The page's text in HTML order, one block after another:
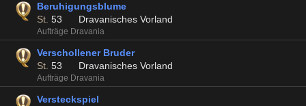
Beruhigungsblume
St. 53 Dravanisches Vorland
Aufträge Dravania
Verschollener Bruder
St. 53 Dravanisches Vorland
Aufträge Dravania
Versteckspiel